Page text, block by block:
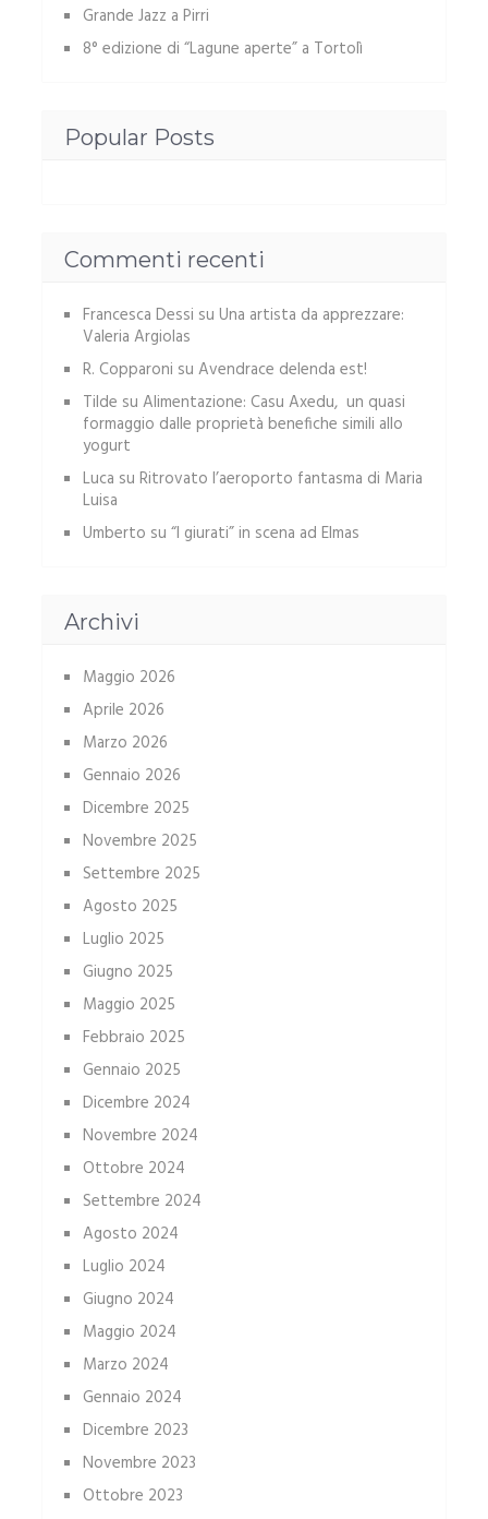
Grande Jazz a Pirri
8° edizione di “Lagune aperte” a Tortolì
Popular Posts
Commenti recenti
Francesca Dessi su Una artista da apprezzare:
Valeria Argiolas
R. Copparoni su Avendrace delenda est!
Tilde su Alimentazione: Casu Axedu, un quasi
formaggio dalle proprietà benefiche simili allo
yogurt
Luca su Ritrovato l’aeroporto fantasma di Maria
Luisa
Umberto su “I giurati” in scena ad Elmas
Archivi
Maggio 2026
Aprile 2026
Marzo 2026
Gennaio 2026
Dicembre 2025
Novembre 2025
Settembre 2025
Agosto 2025
Luglio 2025
Giugno 2025
Maggio 2025
Febbraio 2025
Gennaio 2025
Dicembre 2024
Novembre 2024
Ottobre 2024
Settembre 2024
Agosto 2024
Luglio 2024
Giugno 2024
Maggio 2024
Marzo 2024
Gennaio 2024
Dicembre 2023
Novembre 2023
Ottobre 2023